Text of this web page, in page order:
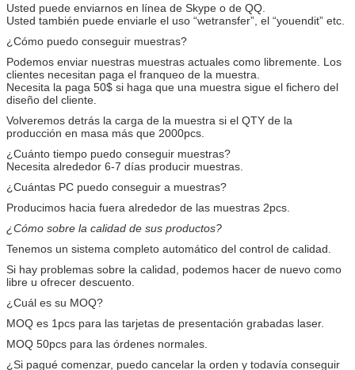
Usted puede enviarnos en línea de Skype o de QQ.
Usted también puede enviarle el uso “wetransfer”, el “youendit” etc.
¿Cómo puedo conseguir muestras?
Podemos enviar nuestras muestras actuales como libremente. Los
clientes necesitan paga el franqueo de la muestra.
Necesita la paga 50$ si haga que una muestra sigue el fichero del
diseño del cliente.
Volveremos detrás la carga de la muestra si el QTY de la
producción en masa más que 2000pcs.
¿Cuánto tiempo puedo conseguir muestras?
Necesita alrededor 6-7 días producir muestras.
¿Cuántas PC puedo conseguir a muestras?
Producimos hacia fuera alrededor de las muestras 2pcs.
¿Cómo sobre la calidad de sus productos?
Tenemos un sistema completo automático del control de calidad.
Si hay problemas sobre la calidad, podemos hacer de nuevo como
libre u ofrecer descuento.
¿Cuál es su MOQ?
MOQ es 1pcs para las tarjetas de presentación grabadas laser.
MOQ 50pcs para las órdenes normales.
¿Si pagué comenzar, puedo cancelar la orden y todavía conseguir